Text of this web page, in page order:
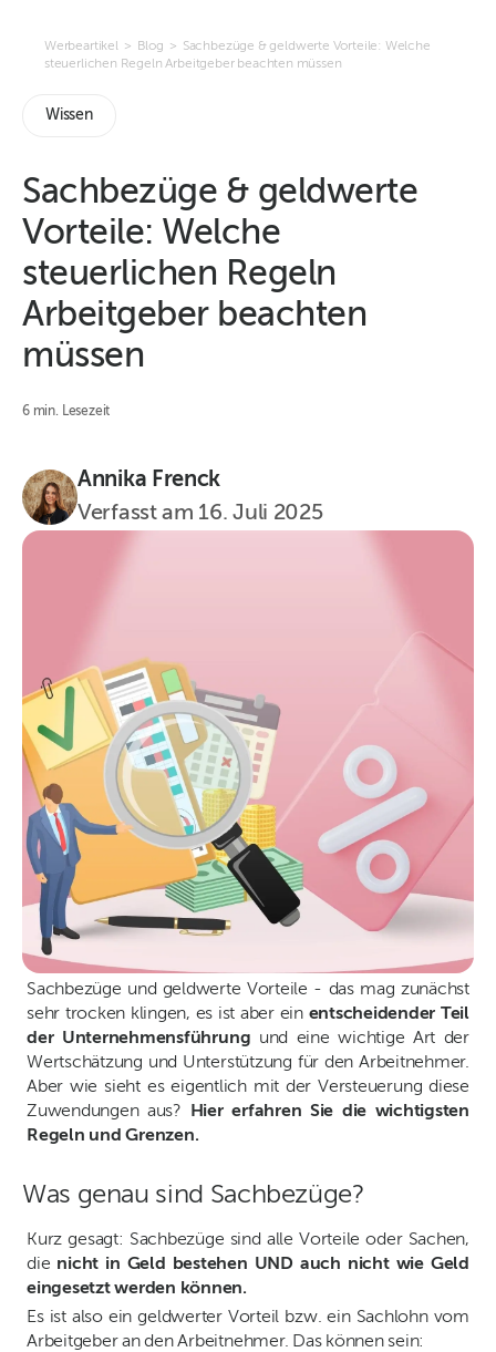
Werbeartikel > Blog > Sachbezüge & geldwerte Vorteile: Welche
steuerlichen Regeln Arbeitgeber beachten müssen
Wissen
Sachbezüge & geldwerte
Vorteile: Welche
steuerlichen Regeln
Arbeitgeber beachten
müssen
6 min. Lesezeit
Annika Frenck
Verfasst am 16. Juli 2025
Sachbezüge und geldwerte Vorteile - das mag zunächst
sehr trocken klingen, es ist aber ein entscheidender Teil
der Unternehmensführung und eine wichtige Art der
Wertschätzung und Unterstützung für den Arbeitnehmer.
Aber wie sieht es eigentlich mit der Versteuerung diese
Zuwendungen aus?
Hier erfahren Sie die wichtigsten
Regeln und Grenzen.
Was genau sind Sachbezüge?
Kurz gesagt: Sachbezüge sind alle Vorteile oder Sachen,
die nicht in Geld bestehen UND auch nicht wie Geld
eingesetzt werden können.
Es ist also ein geldwerter Vorteil bzw. ein Sachlohn vom
Arbeitgeber an den Arbeitnehmer. Das können sein: